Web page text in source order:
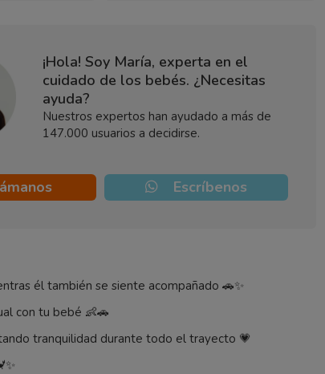
¡Hola! Soy María, experta en el
cuidado de los bebés. ¿Necesitas
ayuda?
Nuestros expertos han ayudado a más de
147.000 usuarios a decidirse.
Escríbenos
él también se siente acompañado 🚗✨
con tu bebé 👶🚗
tranquilidad durante todo el trayecto 💗